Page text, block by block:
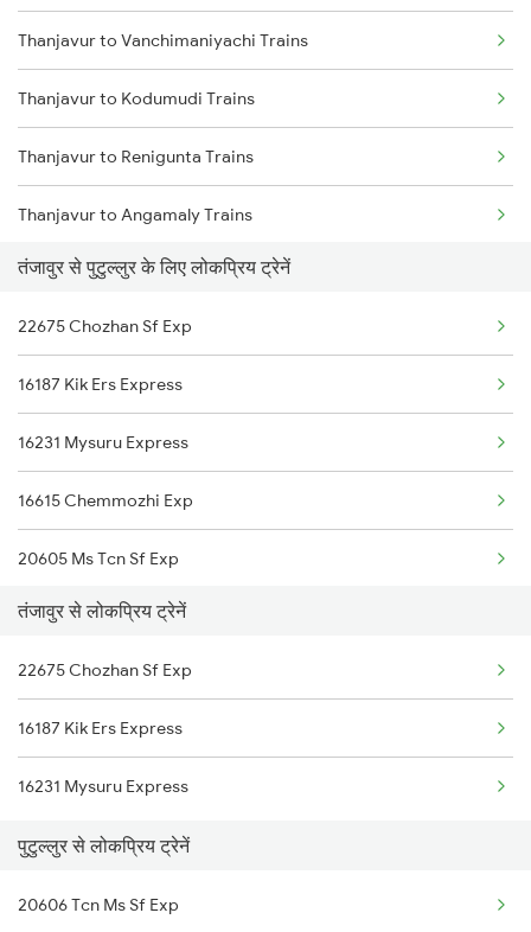
Putalur to Dharmapuri Trains
Putalur to Karaikal Trains
Thanjavur to Vanchimaniyachi Trains
Thanjavur to Kodumudi Trains
Thanjavur to Renigunta Trains
Thanjavur to Angamaly Trains
Thanjavur to Kunnicode Trains
Thanjavur to Aluva Trains
Thanjavur to Brahmapur Trains
Thanjavur to Bhubaneswar Trains
तंजावुर से पुटुल्लुर के लिए लोकप्रिय ट्रेनें
22675 Chozhan Sf Exp
16187 Kik Ers Express
16231 Mysuru Express
16615 Chemmozhi Exp
20605 Ms Tcn Sf Exp
तंजावुर से लोकप्रिय ट्रेनें
22675 Chozhan Sf Exp
16187 Kik Ers Express
16231 Mysuru Express
पुटुल्लुर से लोकप्रिय ट्रेनें
20606 Tcn Ms Sf Exp